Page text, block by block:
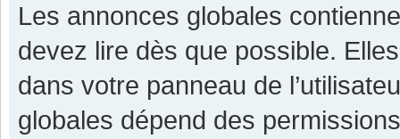
Les annonces globales
devez lire dès que possible.
dans votre panneau de
globales dépend des